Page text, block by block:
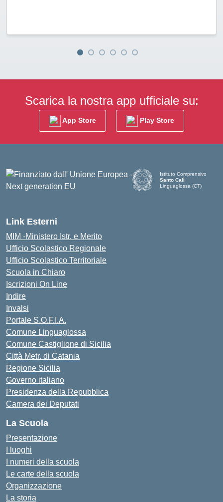
Scarica la nostra app ufficiale su:
App Store Play Store
Istituto Comprensivo
Santo Calì
Linguaglossa (CT)
Link Esterni
MIM -Ministero Istr. e Merito
Ufficio Scolastico Regionale
Ufficio Scolastico Territoriale
Scuola in Chiaro
Iscrizioni On Line
Indire
Invalsi
Portale S.O.F.I.A.
Comune Linguaglossa
Comune Castiglione di Sicilia
Città Metr. di Catania
Regione Sicilia
Governo italiano
Presidenza della Repubblica
Camera dei Deputati
La Scuola
Presentazione
I luoghi
I numeri della scuola
Le carte della scuola
Organizzazione
La storia